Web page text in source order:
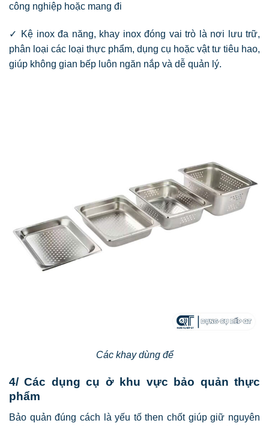
công nghiệp hoặc mang đi
✓ Kệ inox đa năng, khay inox đóng vai trò là nơi lưu trữ,
phân loại các loại thực phẩm, dụng cụ hoặc vật tư tiêu hao,
giúp không gian bếp luôn ngăn nắp và dễ quản lý.
Các khay dùng để
4/ Các dụng cụ ở khu vực bảo quản thực
phẩm
Bảo quản đúng cách là yếu tố then chốt giúp giữ nguyên